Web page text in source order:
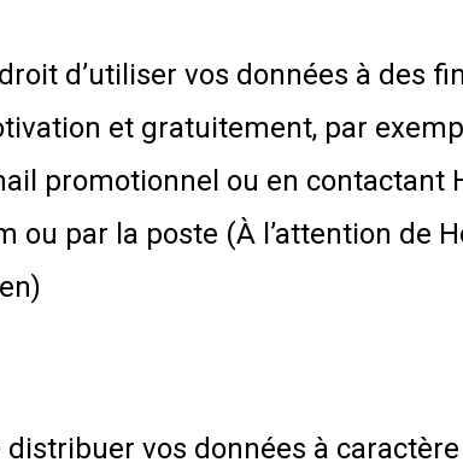
d’utiliser vos données à des
et gratuitement, par
promotionnel ou en contactant
par la poste (À l’attention de
distribuer vos données à